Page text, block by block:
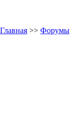
Главная >> Форумы